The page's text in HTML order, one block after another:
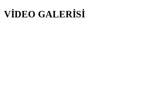
VİDEO GALERİSİ